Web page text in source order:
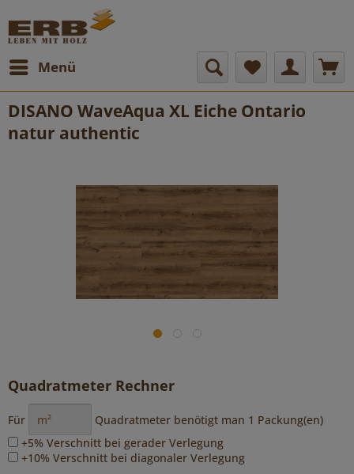
Menü
DISANO WaveAqua XL Eiche Ontario
natur authentic
Quadratmeter Rechner
Für Quadratmeter benötigt man 1 Packung(en)
+5% Verschnitt bei gerader Verlegung
+10% Verschnitt bei diagonaler Verlegung